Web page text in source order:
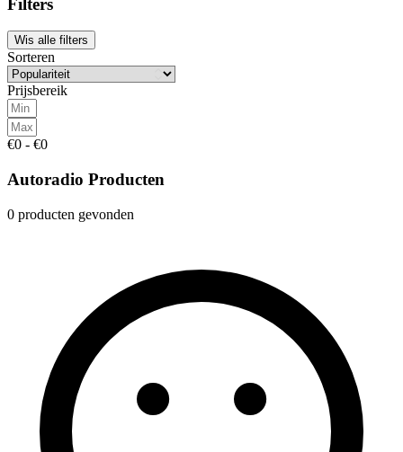
Wis alle filters
Sorteren
Prijsbereik
€0 - €0
Autoradio Producten
0 producten gevonden